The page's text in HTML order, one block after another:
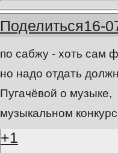
Поделиться16-
по сабжу - хоть сам
но надо отдать
Пугачёвой о музыке,
музыкальном
+1